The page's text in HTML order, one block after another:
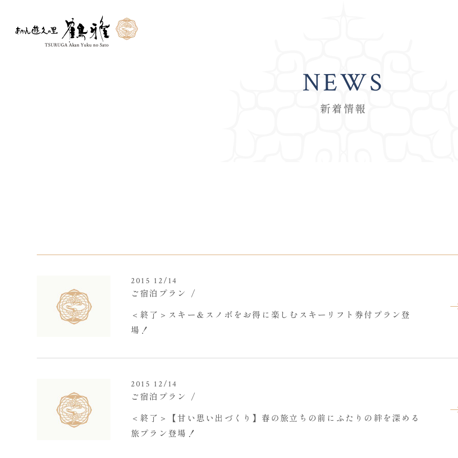
NEWS
新着情報
2015 12/14
ご宿泊プラン
＜終了＞スキー＆スノボをお得に楽しむスキーリフト券付プラン登
場！
2015 12/14
ご宿泊プラン
＜終了＞【甘い思い出づくり】春の旅立ちの前にふたりの絆を深める
旅プラン登場！